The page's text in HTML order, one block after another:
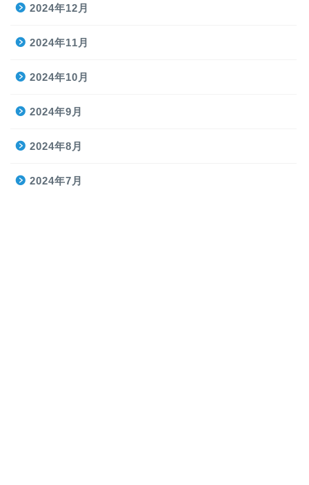
2024年12月
2024年11月
2024年10月
2024年9月
2024年8月
2024年7月